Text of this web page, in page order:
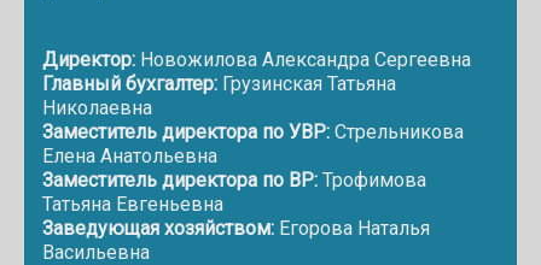
Директор: Новожилова Александра Сергеевна
Главный бухгалтер: Грузинская Татьяна
Николаевна
Заместитель директора по УВР: Стрельникова
Елена Анатольевна
Заместитель директора по ВР: Трофимова
Татьяна Евгеньевна
Заведующая хозяйством: Егорова Наталья
Васильевна